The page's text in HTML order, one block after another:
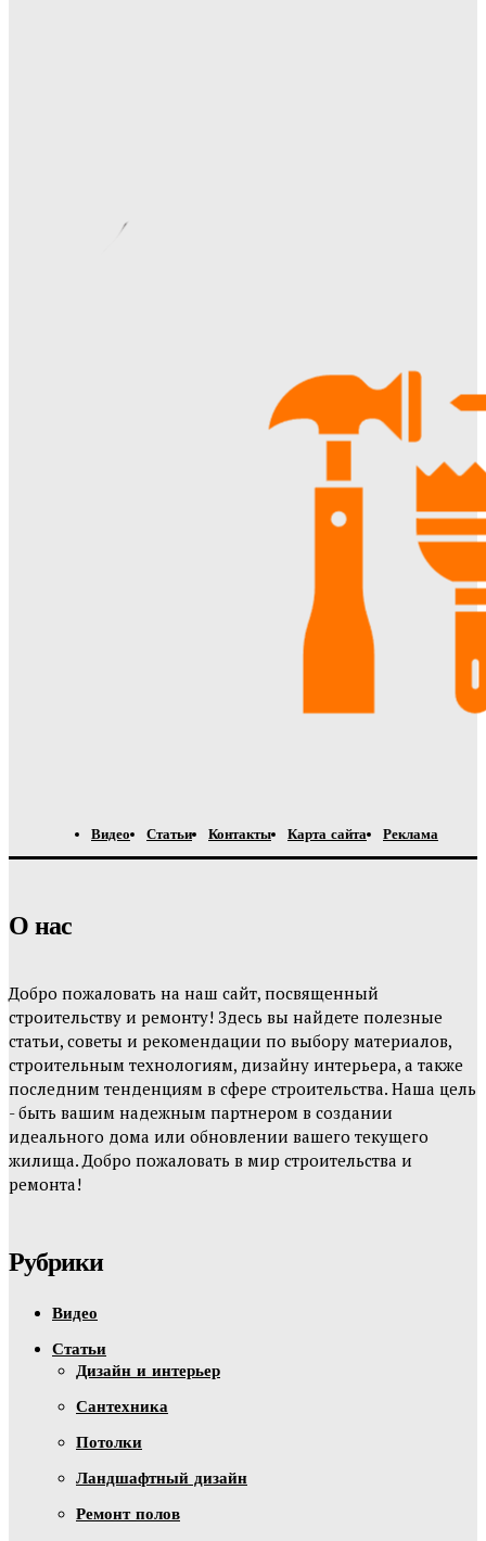
Видео Статьи Контакты Карта сайта Реклама
О нас
Добро пожаловать на наш сайт, посвященный
строительству и ремонту! Здесь вы найдете полезные
статьи, советы и рекомендации по выбору материалов,
строительным технологиям, дизайну интерьера, а также
последним тенденциям в сфере строительства. Наша цель
- быть вашим надежным партнером в создании
идеального дома или обновлении вашего текущего
жилища. Добро пожаловать в мир строительства и
ремонта!
Рубрики
Видео
Статьи
Дизайн и интерьер
Сантехника
Потолки
Ландшафтный дизайн
Ремонт полов